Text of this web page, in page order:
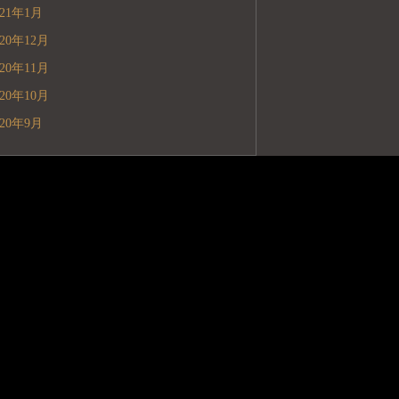
年1月
年12月
年11月
年10月
年9月